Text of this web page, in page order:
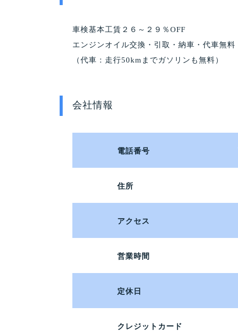
車検基本工賃２６～２９％OFF
エンジンオイル交換・引取・納車・代車無料
（代車：走行50kmまでガソリンも無料）
会社情報
電話番号
住所
アクセス
営業時間
定休日
クレジットカード